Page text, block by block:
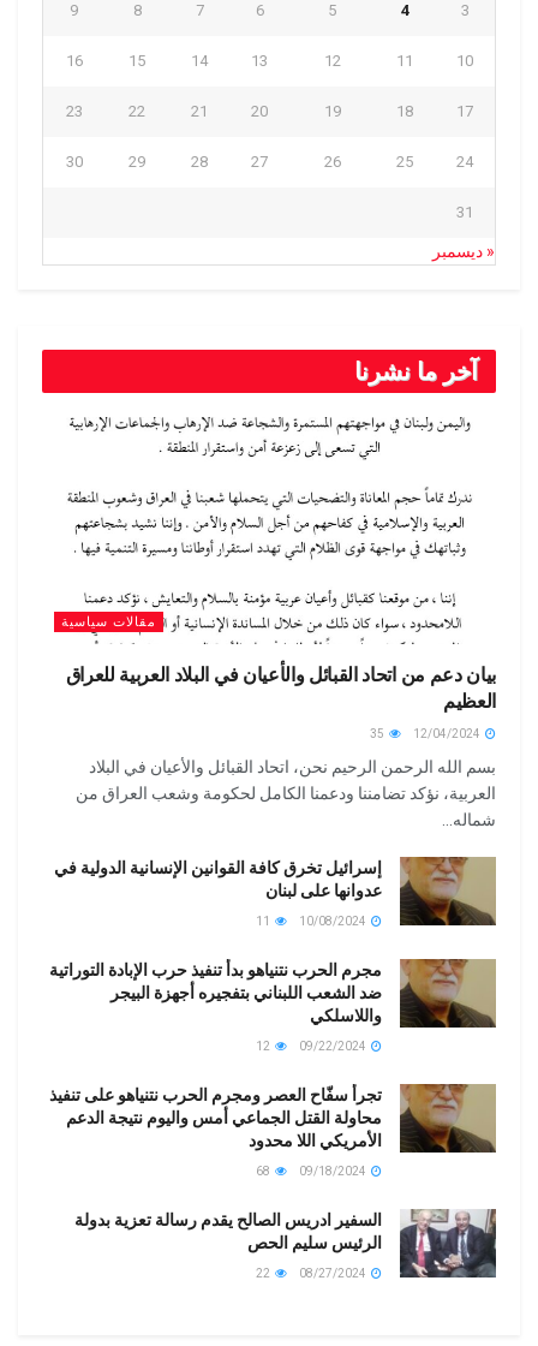
3
4
5
6
7
8
9
10
11
12
13
14
15
16
17
18
19
20
21
22
23
24
25
26
27
28
29
30
31
« ديسمبر
آخر ما نشرنا
مقالات سياسية
بيان دعم من اتحاد القبائل والأعيان في البلاد العربية للعراق
العظيم
بسم الله الرحمن الرحيم نحن، اتحاد القبائل والأعيان في البلاد
العربية، نؤكد تضامننا ودعمنا الكامل لحكومة وشعب العراق من
شماله...
إسرائيل تخرق كافة القوانين الإنسانية الدولية في
عدوانها على لبنان
مجرم الحرب نتنياهو بدأ تنفيذ حرب الإبادة التوراتية
ضد الشعب اللبناني بتفجيره أجهزة البيجر
واللاسلكي
تجرأ سفّاح العصر ومجرم الحرب نتنياهو على تنفيذ
محاولة القتل الجماعي أمس واليوم نتيجة الدعم
الأمريكي اللا محدود
السفير ادريس الصالح يقدم رسالة تعزية بدولة
الرئيس سليم الحص